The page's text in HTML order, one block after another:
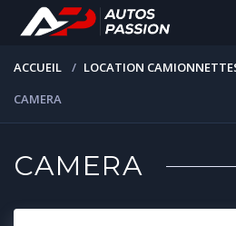
ACCUEIL
LOCATION
CAMERA
CAMERA